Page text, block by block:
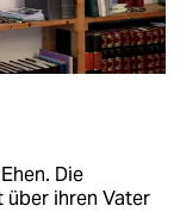
Die
über ihren Vater